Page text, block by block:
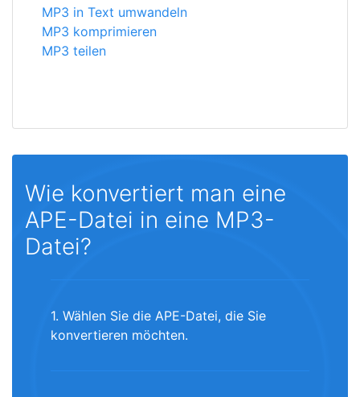
MP3 in Text umwandeln
MP3 komprimieren
MP3 teilen
Wie konvertiert man eine
APE-Datei in eine MP3-
Datei?
1. Wählen Sie die APE-Datei, die Sie
konvertieren möchten.